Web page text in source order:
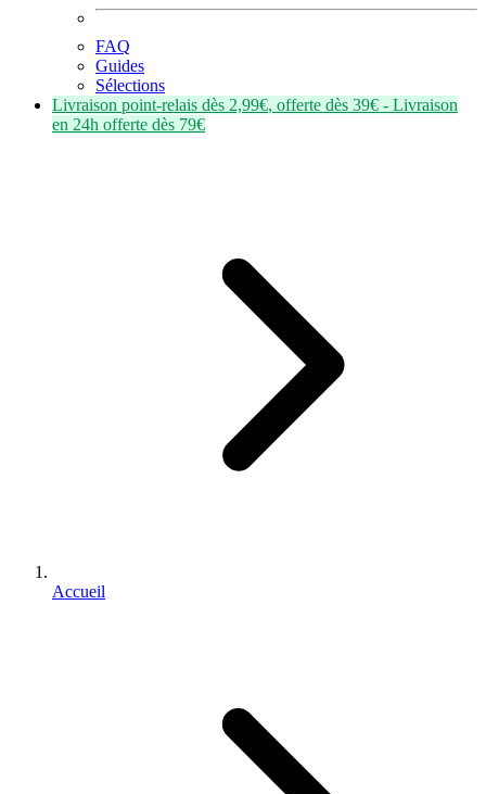
FAQ
Guides
Sélections
Livraison point-relais dès 2,99€, offerte dès 39€ - Livraison
en 24h offerte dès 79€
Accueil